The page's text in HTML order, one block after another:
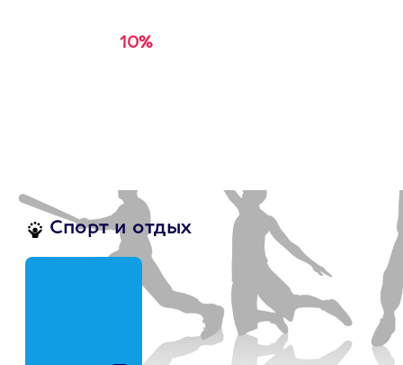
10%
Спорт и отдых